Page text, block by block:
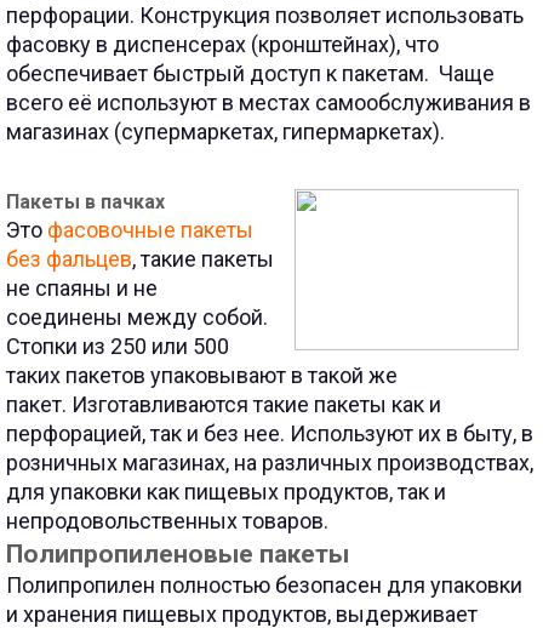
перфорации. Конструкция позволяет использовать
фасовку в диспенсерах (кронштейнах), что
обеспечивает быстрый доступ к пакетам. Чаще
всего её используют в местах самообслуживания в
магазинах (супермаркетах, гипермаркетах).
Пакеты в пачках
Это фасовочные пакеты
без фальцев, такие пакеты
не спаяны и не
соединены между собой.
Стопки из 250 или 500
таких пакетов упаковывают в такой же
пакет. Изготавливаются такие пакеты как и
перфорацией, так и без нее. Используют их в быту, в
розничных магазинах, на различных производствах,
для упаковки как пищевых продуктов, так и
непродовольственных товаров.
Полипропиленовые пакеты
Полипропилен полностью безопасен для упаковки
и хранения пищевых продуктов, выдерживает